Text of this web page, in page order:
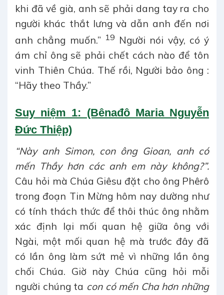
khi đã về già, anh sẽ phải dang tay ra cho
người khác thắt lưng và dẫn anh đến nơi
anh chẳng muốn.” 19 Người nói vậy, có ý
ám chỉ ông sẽ phải chết cách nào để tôn
vinh Thiên Chúa. Thế rồi, Người bảo ông :
“Hãy theo Thầy.”
Suy niệm 1: (Bênađô Maria Nguyễn
Đức Thiệp)
“Này anh Simon, con ông Gioan, anh có
mến Thầy hơn các anh em này không?”.
Câu hỏi mà Chúa Giêsu đặt cho ông Phêrô
trong đoạn Tin Mừng hôm nay dường như
có tính thách thức để thôi thúc ông nhằm
xác định lại mối quan hệ giữa ông với
Ngài, một mối quan hệ mà trước đây đã
có lần ông làm sứt mẻ vì những lần ông
chối Chúa. Giờ này Chúa cũng hỏi mỗi
người chúng ta con có mến Cha hơn những